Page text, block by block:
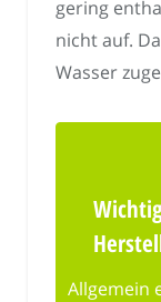
gering
nicht auf.
Wasser
Allgemein